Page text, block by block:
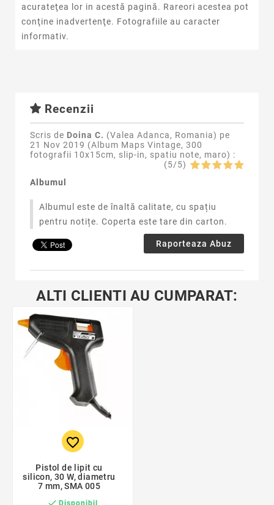
acurateţea lor in acestă pagină. Rareori acestea pot
conţine inadvertenţe. Fotografiile au caracter
informativ.
Recenzii
Scris de Doina C. (Valea Adanca, Romania) pe
21 Nov 2019 (Album Maps Vintage, 300
fotografii 10x15cm, slip-in, spatiu note, maro) :
(5/5)
Albumul
Albumul este de înaltă calitate, cu spațiu
pentru notițe. Coperta este tare din carton.
Raporteaza Abuz
ALTI CLIENTI AU CUMPARAT:
favorite_border
Pistol de lipit cu
silicon, 30 W, diametru
7 mm, SMA 005
Disponibil